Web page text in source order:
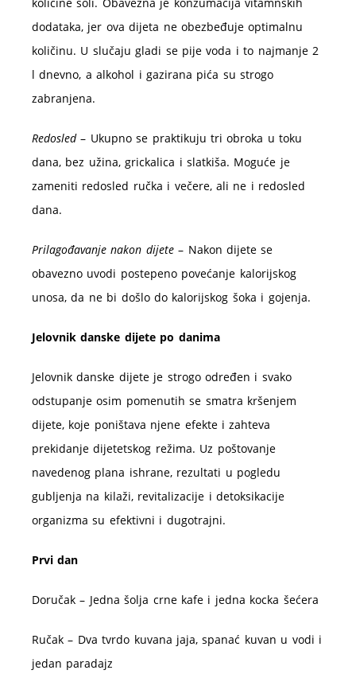
dodataka, jer ova dijeta ne obezbeđuje optimalnu
količinu. U slučaju gladi se pije voda i to najmanje 2
l dnevno, a alkohol i gazirana pića su strogo
zabranjena.
Redosled– Ukupno se praktikuju tri obroka u toku
dana, bez užina, grickalica i slatkiša. Moguće je
zameniti redosled ručka i večere, ali ne i redosled
dana.
Prilagođavanje nakon dijete– Nakon dijete se
obavezno uvodi postepeno povećanje kalorijskog
unosa, da ne bi došlo do kalorijskog šoka i gojenja.
Jelovnik danske dijete po danima
Jelovnik danske dijete je strogo određen i svako
odstupanje osim pomenutih se smatra kršenjem
dijete, koje poništava njene efekte i zahteva
prekidanje dijetetskog režima. Uz poštovanje
navedenog plana ishrane, rezultati u pogledu
gubljenja na kilaži, revitalizacije i detoksikacije
organizma su efektivni i dugotrajni.
Prvi dan
Doručak – Jedna šolja crne kafe i jedna kocka šećera
Ručak – Dva tvrdo kuvana jaja, spanać kuvan u vodi i
jedan paradajz